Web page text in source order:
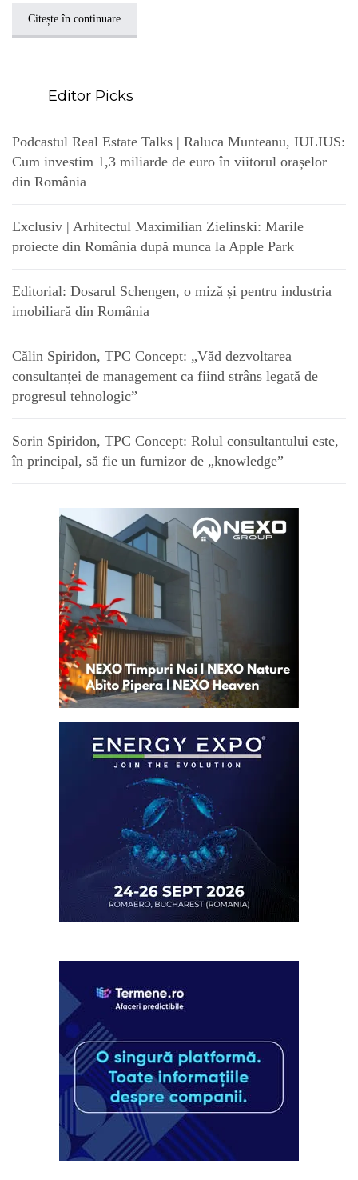
Citește în continuare
Editor Picks
Podcastul Real Estate Talks | Raluca Munteanu, IULIUS:
Cum investim 1,3 miliarde de euro în viitorul orașelor
din România
Exclusiv | Arhitectul Maximilian Zielinski: Marile
proiecte din România după munca la Apple Park
Editorial: Dosarul Schengen, o miză și pentru industria
imobiliară din România
Călin Spiridon, TPC Concept: „Văd dezvoltarea
consultanței de management ca fiind strâns legată de
progresul tehnologic”
Sorin Spiridon, TPC Concept: Rolul consultantului este,
în principal, să fie un furnizor de „knowledge”